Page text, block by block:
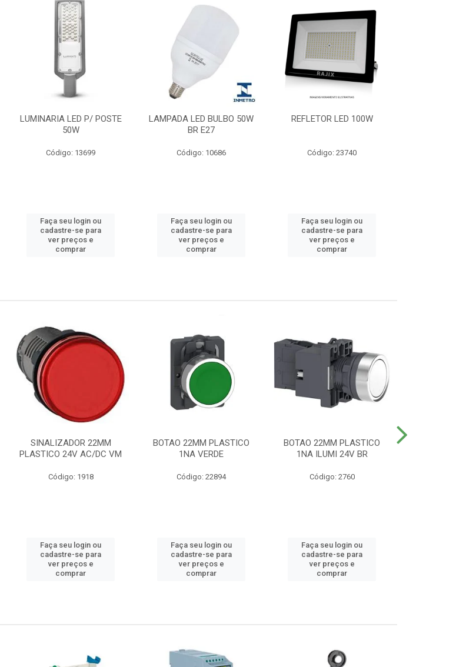
LUMINARIA LED P/ POSTE
50W
Código: 13699
Faça seu login ou
cadastre-se para
ver preços e
comprar
LAMPADA LED BULBO 50W
BR E27
Código: 10686
Faça seu login ou
cadastre-se para
ver preços e
comprar
REFLETOR LED 100W
Código: 23740
Faça seu login ou
cadastre-se para
ver preços e
comprar
SINALIZADOR 22MM
PLASTICO 24V AC/DC VM
Código: 1918
Faça seu login ou
cadastre-se para
ver preços e
comprar
BOTAO 22MM PLASTICO
1NA VERDE
Código: 22894
Faça seu login ou
cadastre-se para
ver preços e
comprar
BOTAO 22MM PLASTICO
1NA ILUMI 24V BR
Código: 2760
Faça seu login ou
cadastre-se para
ver preços e
comprar